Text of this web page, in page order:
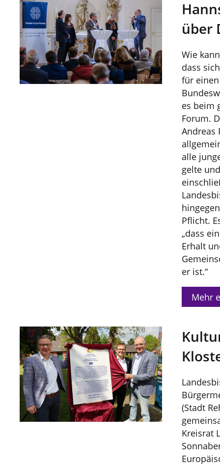
über
Wie
dass
für
es beim
Forum.
Andreas
alle
gelte
Pflicht.
„dass
Erhalt
er ist.“
Mehr
(Stadt
Kreisrat